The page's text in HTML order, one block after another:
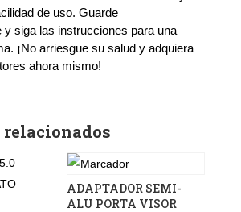
de uso. Guarde
y siga las instrucciones para una
¡No arriesgue su salud y adquiera
ahora mismo!
relacionados
ADAPTADOR SEMI-
ALU PORTA VISOR